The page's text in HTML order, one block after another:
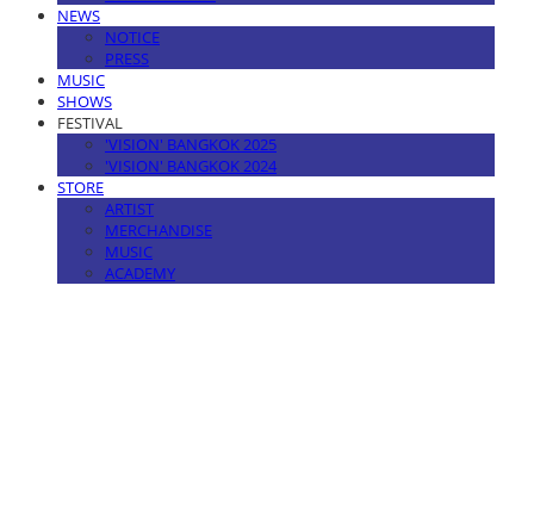
NEWS
NOTICE
PRESS
MUSIC
SHOWS
FESTIVAL
'VISION' BANGKOK 2025
'VISION' BANGKOK 2024
STORE
ARTIST
MERCHANDISE
MUSIC
ACADEMY